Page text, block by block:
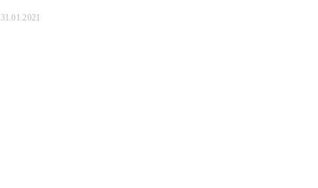
31.01.2021